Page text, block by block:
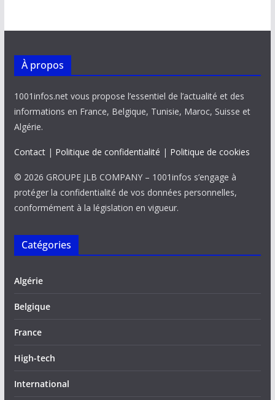
À propos
1001infos.net vous propose l’essentiel de l’actualité et des
informations en France, Belgique, Tunisie, Maroc, Suisse et
Algérie.
Contact| Politique de confidentialité | Politique de cookies
© 2026 GROUPE JLB COMPANY – 1001infos s’engage à
protéger la confidentialité de vos données personnelles,
conformément à la législation en vigueur.
Catégories
Algérie
Belgique
France
High-tech
International